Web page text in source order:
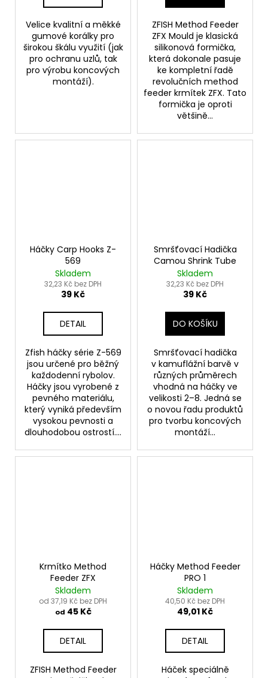
Velice kvalitní a měkké
gumové korálky pro
širokou škálu využití (jak
pro ochranu uzlů, tak
pro výrobu koncových
montáží).
ZFISH Method Feeder
ZFX Mould je klasická
silikonová formička,
která dokonale pasuje
ke kompletní řadě
revolučních method
feeder krmítek ZFX. Tato
formička je oproti
většině...
Háčky Carp Hooks Z-
569
Skladem
32,23 Kč bez DPH
39 Kč
DETAIL
Zfish háčky série Z-569
jsou určené pro běžný
každodenní rybolov.
Háčky jsou vyrobené z
pevného materiálu,
který vyniká především
vysokou pevnosti a
dlouhodobou ostrostí....
Smršťovací Hadička
Camou Shrink Tube
Skladem
32,23 Kč bez DPH
39 Kč
DO KOŠÍKU
Smršťovací hadička
v kamuflážní barvě v
různých průměrech
vhodná na háčky ve
velikosti 2–8. Jedná se
o novou řadu produktů
pro tvorbu koncových
montáží...
Krmítko Method
Feeder ZFX
Skladem
od 37,19 Kč bez DPH
od 45 Kč
DETAIL
ZFISH Method Feeder
Háčky Method Feeder
PRO 1
Skladem
40,50 Kč bez DPH
49,01 Kč
DETAIL
Háček speciálně